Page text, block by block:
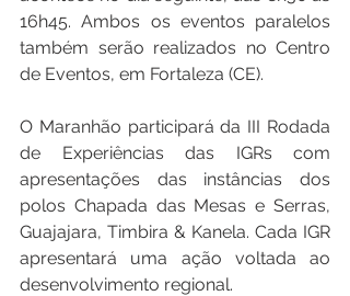
16h45. Ambos os eventos paralelos
também serão realizados no Centro
de Eventos, em Fortaleza (CE).
O Maranhão participará da III Rodada
de Experiências das IGRs com
apresentações das instâncias dos
polos Chapada das Mesas e Serras,
Guajajara, Timbira & Kanela. Cada IGR
apresentará uma ação voltada ao
desenvolvimento regional.